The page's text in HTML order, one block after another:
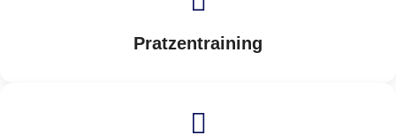
Pratzentraining